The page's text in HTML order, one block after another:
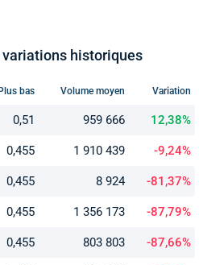
variations historiques
Plus bas Volume moyen Variation
0,51 959 666 12,38%
0,455 1 910 439 -9,24%
0,455 8 924 -81,37%
0,455 1 356 173 -87,79%
0,455 803 803 -87,66%